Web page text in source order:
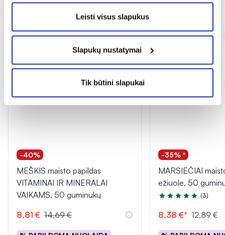
Leisti visus slapukus
Slapukų nustatymai
Tik būtini slapukai
Panašios prekės
-40%
MEŠKIS maisto papildas
VITAMINAI IR MINERALAI
VAIKAMS, 50 guminukų
8,81 € 14,69 €
-35% *
MARSIEČIAI
ežiuole, 50
Įvertinimas 5.0 iš 5
(3)
8,38 €* 12,89 €